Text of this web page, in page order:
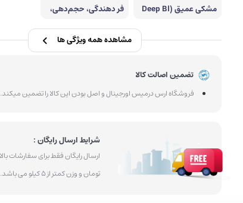
مشکی عمیق (Deep Bl
فر دهندگی، حجم‌دهی،
طول‌دهی، تفکیک کامل
مژه‌ها
مشاهده همه ویژگی ها
تضمین اصالت کالا
فروشگاه ارس درمیس اورجینال و اصل بودن این کالا را تضمین میکند.
شرایط ارسال رایگان :
تومان و وزن کمتر از 5 کیلو می باشد.